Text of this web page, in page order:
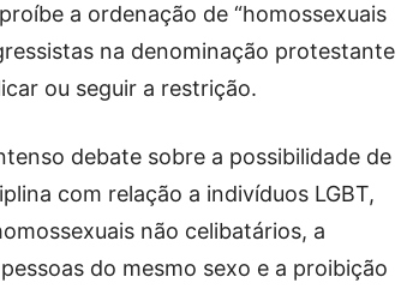
a ordenação de “homossexuais
na denominação protestante
ou seguir a restrição.
debate sobre a possibilidade de
com relação a indivíduos LGBT,
não celibatários, a
do mesmo sexo e a proibição